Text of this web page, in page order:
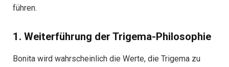
führen.
1. Weiterführung der Trigema-Philosophie
Bonita wird wahrscheinlich die Werte, die Trigema zu